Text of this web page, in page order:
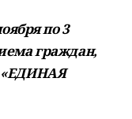
по3
граждан,
«ЕДИНАЯ